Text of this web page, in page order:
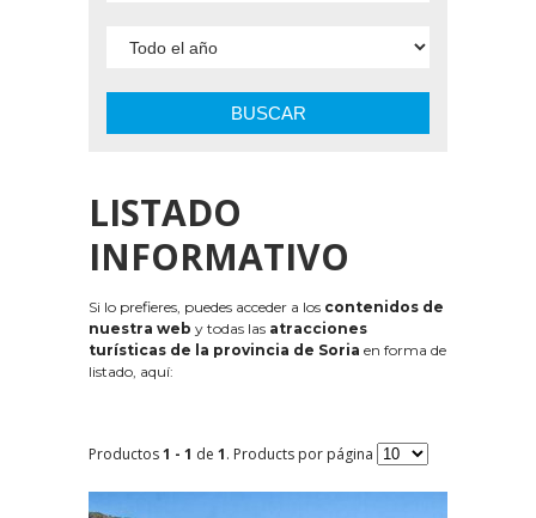
BUSCAR
LISTADO
INFORMATIVO
Si lo prefieres, puedes acceder a los contenidos de
nuestra web y todas las atracciones
turísticas de la provincia de Soria en forma de
listado, aquí:
Productos1 - 1 de 1. Products por página